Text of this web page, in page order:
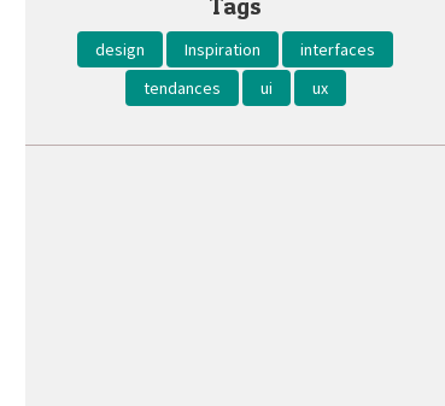
Tags
design Inspiration
interfaces
tendances
ui ux